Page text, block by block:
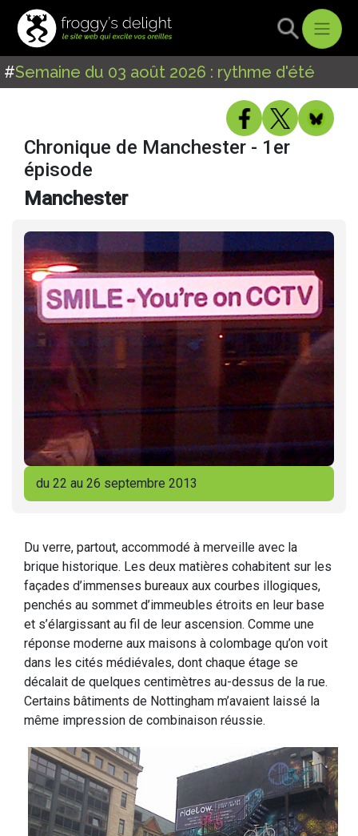
#Semaine du 03 août 2026 : rythme d'été
Chronique de Manchester - 1er
épisode
Manchester
du 22 au 26 septembre 2013
Du verre, partout, accommodé à merveille avec la
brique historique. Les deux matières cohabitent sur les
façades d’immenses bureaux aux courbes illogiques,
penchés au sommet d’immeubles étroits en leur base
et s’élargissant au fil de leur ascension. Comme une
réponse moderne aux maisons à colombage qu’on voit
dans les cités médiévales, dont chaque étage se
décalait de quelques centimètres au-dessus de la rue.
Certains bâtiments de Nottingham m’avaient laissé la
même impression de combinaison réussie.